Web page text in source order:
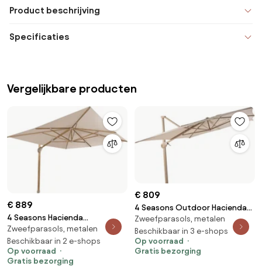
Product beschrijving
Specificaties
Vergelijkbare producten
€ 889
4 Seasons Hacienda
zweefparasol 300x400 cm
frame woodlook - doek sand
Zweefparasols, metalen
Beschikbaar in 2 e-shops
Op voorraad
Gratis bezorging
€ 809
4 Seasons Outdoor Hacienda
parasol met latte frame en
zandkleurig doek 300 x 400 cm
Parasol beige weerbestendig
Zweefparasols, metalen
Beschikbaar in 3 e-shops
Op voorraad
Gratis bezorging